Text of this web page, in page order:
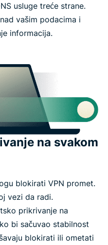
usluge treće strane.
vašim podacima i
informacija.
na svakom
blokirati VPN promet.
vezi da radi.
prikrivanje na
bi sačuvao stabilnost
blokirati ili ometati